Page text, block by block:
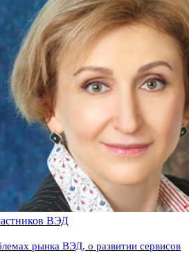
ВЭД
рынка ВЭД, о развитии сервисов